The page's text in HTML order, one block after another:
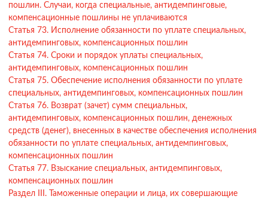
пошлин. Случаи, когда специальные, антидемпинговые,
компенсационные пошлины не уплачиваются
Статья 73. Исполнение обязанности по уплате специальных,
антидемпинговых, компенсационных пошлин
Статья 74. Сроки и порядок уплаты специальных,
антидемпинговых, компенсационных пошлин
Статья 75. Обеспечение исполнения обязанности по уплате
специальных, антидемпинговых, компенсационных пошлин
Статья 76. Возврат (зачет) сумм специальных,
антидемпинговых, компенсационных пошлин, денежных
средств (денег), внесенных в качестве обеспечения исполнения
обязанности по уплате специальных, антидемпинговых,
компенсационных пошлин
Статья 77. Взыскание специальных, антидемпинговых,
компенсационных пошлин
Раздел III. Таможенные операции и лица, их совершающие